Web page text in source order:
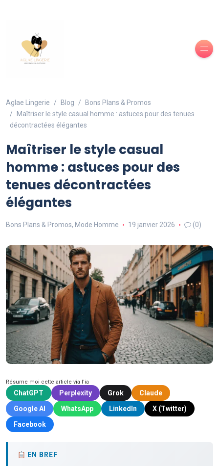
Aglae Lingerie Blog
Bons Plans & Promos
Maîtriser le style casual homme : astuces pour des tenues
décontractées élégantes
Maîtriser le style casual
homme : astuces pour des
tenues décontractées
élégantes
Bons Plans & Promos, Mode Homme 19 janvier 2026 (0)
Résume moi cette article via l'ia
ChatGPT Perplexity Grok
Claude
Google AI
WhatsApp LinkedIn
X (Twitter)
Facebook
EN BREF